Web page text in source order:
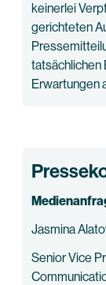
keinerlei
gerichteten
tatsächlichen
Erwartungen
Jasmina
Senior Vice